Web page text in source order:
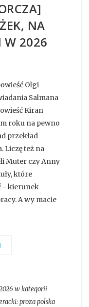
NA
W 2026
Olgi
Salmana
Kiran
roku na pewno
przekład
Liczę też na
Muter czy Anny
które
- kierunek
A wy macie
w kategorii
proza polska